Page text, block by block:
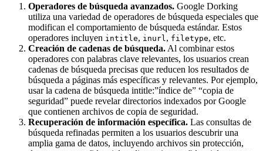
Operadores de búsqueda avanzados. Google Dorking
utiliza una variedad de operadores de búsqueda especiales que
modifican el comportamiento de búsqueda estándar. Estos
operadores incluyen intitle, inurl , filetype, etc.
Creación de cadenas de búsqueda. Al combinar estos
operadores con palabras clave relevantes, los usuarios crean
cadenas de búsqueda precisas que reducen los resultados de
búsqueda a páginas más específicas y relevantes. Por ejemplo,
usar la cadena de búsqueda intitle:”índice de” “copia de
seguridad” puede revelar directorios indexados por Google
que contienen archivos de copia de seguridad.
Recuperación de información específica. Las consultas de
búsqueda refinadas permiten a los usuarios descubrir una
amplia gama de datos, incluyendo archivos sin protección,